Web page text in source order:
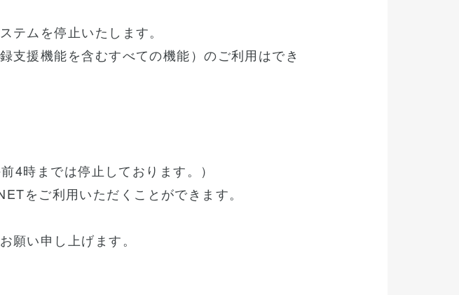
テムを停止いたします。
支援機能を含むすべての機能）のご利用はでき
4時までは停止しております。）
をご利用いただくことができます。
願い申し上げます。